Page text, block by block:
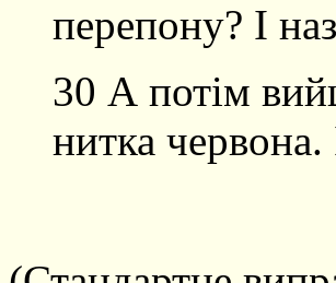
перепону? І
30 А потім
нитка червона.